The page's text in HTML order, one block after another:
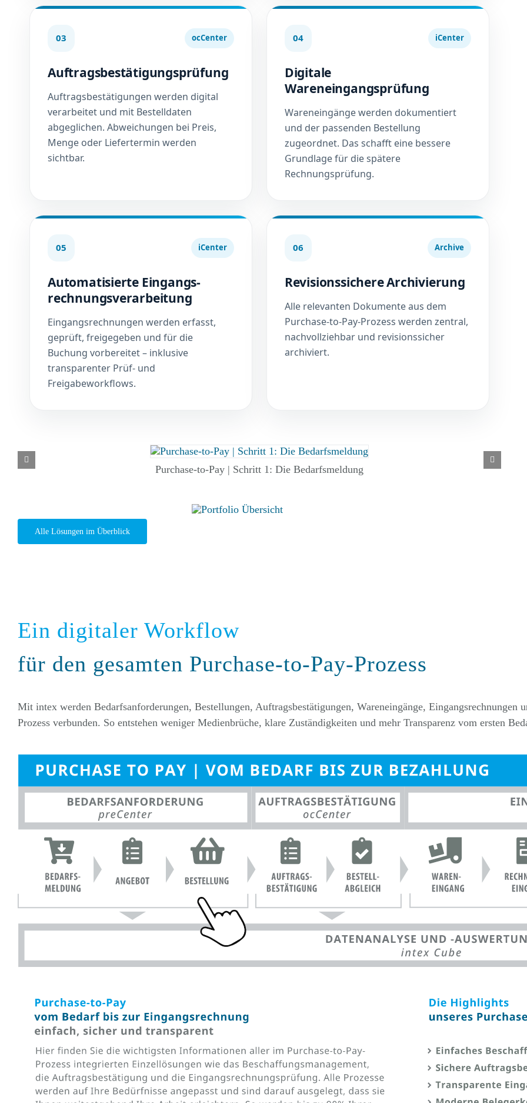
03 ocCenter
Auftragsbestätigungsprüfung
Auftragsbestätigungen werden digital
verarbeitet und mit Bestelldaten
abgeglichen. Abweichungen bei Preis,
Menge oder Liefertermin werden
sichtbar.
04 iCenter
Digitale
Wareneingangsprüfung
Wareneingänge werden dokumentiert
und der passenden Bestellung
zugeordnet. Das schafft eine bessere
Grundlage für die spätere
Rechnungsprüfung.
05 iCenter
Automatisierte Eingangs­
rechnungsverarbeitung
Eingangsrechnungen werden erfasst,
geprüft, freigegeben und für die
Buchung vorbereitet – inklusive
transparenter Prüf- und
Freigabeworkflows.
06 Archive
Revisionssichere Archivierung
Alle relevanten Dokumente aus dem
Purchase-to-Pay-Prozess werden zentral,
nachvollziehbar und revisionssicher
archiviert.
Purchase-to-Pay | Schritt 1: Die Bedarfsmeldung
Alle Lösungen im Überblick
Ein digitaler Workflow
für den gesamten Purchase-to-Pay-Prozess
Mit intex werden Bedarfsanforderungen, Bestellungen, Auftragsbestätigungen, Wareneingänge,
Prozess verbunden. So entstehen weniger Medienbrüche, klare Zuständigkeiten und mehr Transparenz vom ersten